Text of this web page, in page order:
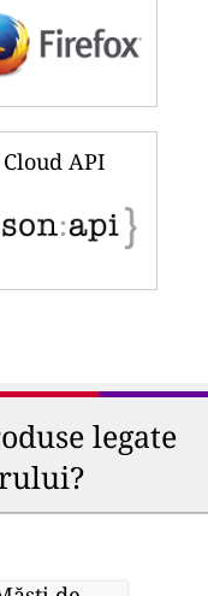
Cloud API
legate